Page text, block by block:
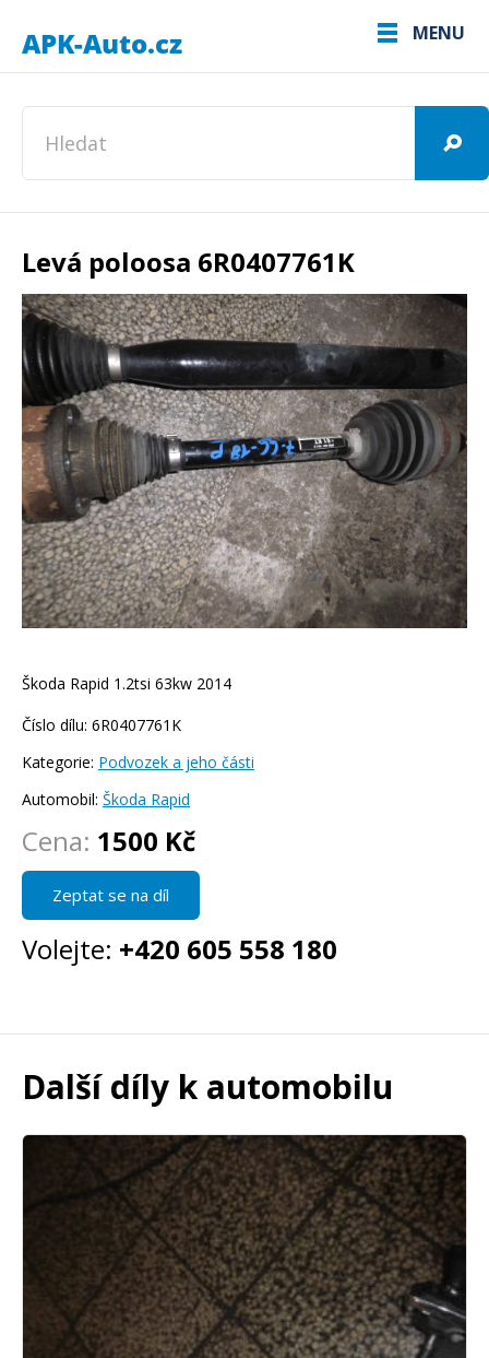
MENU
Levá poloosa 6R0407761K
Škoda Rapid 1.2tsi 63kw 2014
Číslo dílu: 6R0407761K
Kategorie: Podvozek a jeho části
Automobil: Škoda Rapid
Cena: 1500 Kč
Zeptat se na díl
Volejte: +420 605 558 180
Další díly k automobilu